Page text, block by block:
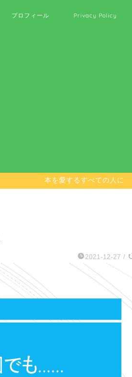
プロフィール Privacy Policy
本を愛するすべての人に
2021-12-27 /